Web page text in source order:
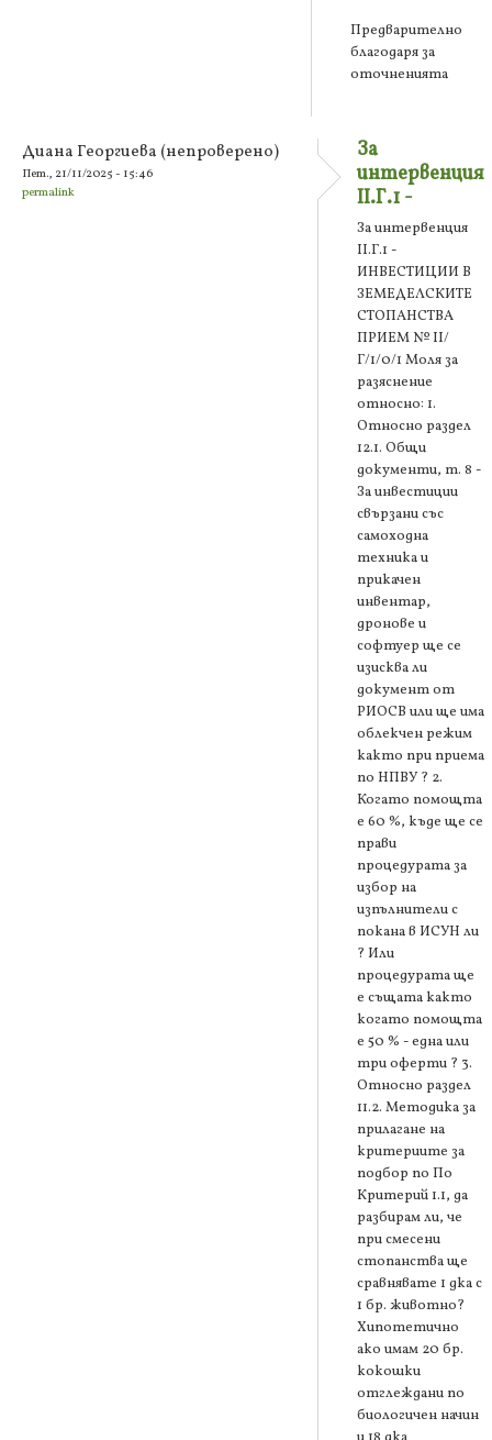
Предварително
благодаря за
оточненията
Диана Георгиева (непроверено)
Пет., 21/11/2025 - 15:46
permalink
За
интервенция
II.Г.1 -
За интервенция
II.Г.1 -
ИНВЕСТИЦИИ В
ЗЕМЕДЕЛСКИТЕ
СТОПАНСТВА
ПРИЕМ № II/
Г/1/0/1 Моля за
разяснение
относно: 1.
Относно раздел
12.1. Общи
документи, т. 8 -
За инвестиции
свързани със
самоходна
техника и
прикачен
инвентар,
дронове и
софтуер ще се
изисква ли
документ от
РИОСВ или ще има
облекчен режим
както при приема
по НПВУ ? 2.
Когато помощта
е 60 %, къде ще се
прави
процедурата за
избор на
изпълнители с
покана в ИСУН ли
? Или
процедурата ще
е същата както
когато помощта
е 50 % - една или
три оферти ? 3.
Относно раздел
11.2. Методика за
прилагане на
критериите за
подбор по По
Критерий 1.1, да
разбирам ли, че
при смесени
стопанства ще
сравнявате 1 дка с
1 бр. животно?
Хипотетично
ако имам 20 бр.
кокошки
отглеждани по
биологичен начин